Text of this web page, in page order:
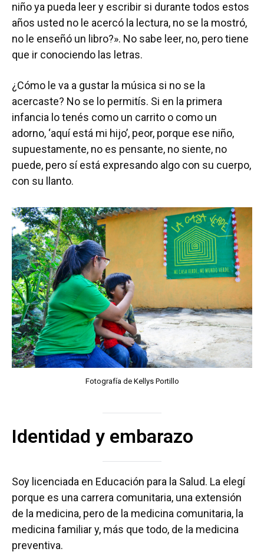
niño ya pueda leer y escribir si durante todos estos
años usted no le acercó la lectura, no se la mostró,
no le enseñó un libro?». No sabe leer, no, pero tiene
que ir conociendo las letras.
¿Cómo le va a gustar la música si no se la
acercaste? No se lo permitís. Si en la primera
infancia lo tenés como un carrito o como un
adorno, ‘aquí está mi hijo’, peor, porque ese niño,
supuestamente, no es pensante, no siente, no
puede, pero sí está expresando algo con su cuerpo,
con su llanto.
Fotografía de Kellys Portillo
Identidad y embarazo
Soy licenciada en Educación para la Salud. La elegí
porque es una carrera comunitaria, una extensión
de la medicina, pero de la medicina comunitaria, la
medicina familiar y, más que todo, de la medicina
preventiva.